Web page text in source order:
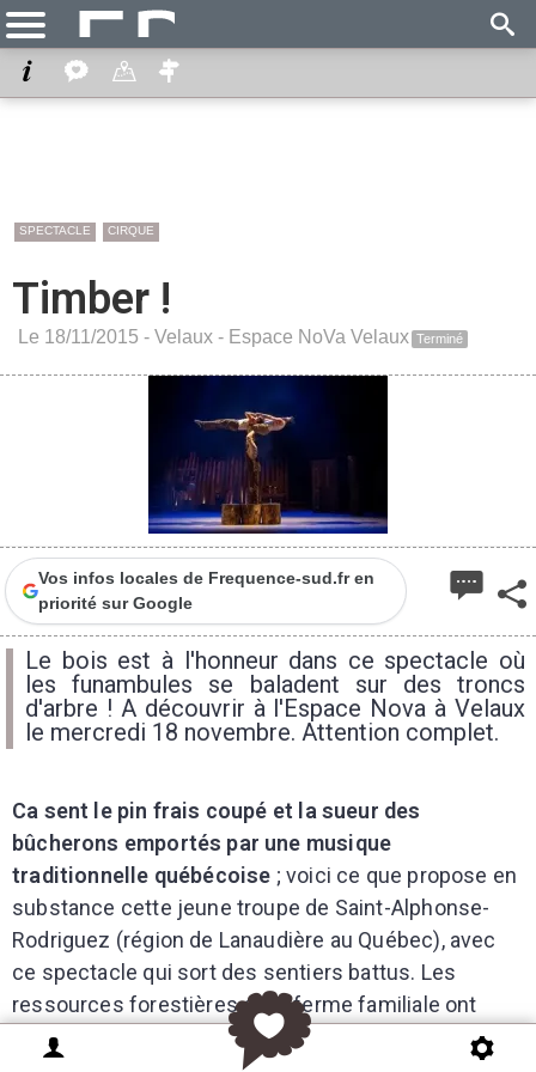
SPECTACLE CIRQUE
Timber !
Le 18/11/2015 - Velaux - Espace NoVa Velaux Terminé
Vos infos locales de Frequence-sud.fr en
priorité sur Google
Le bois est à l'honneur dans ce spectacle où
les funambules se baladent sur des troncs
d'arbre ! A découvrir à l'Espace Nova à Velaux
le mercredi 18 novembre. Attention complet.
Ca sent le pin frais coupé et la sueur des
bûcherons emportés par une musique
traditionnelle québécoise ; voici ce que propose en
substance cette jeune troupe de Saint-Alphonse-
Rodriguez (région de Lanaudière au Québec), avec
ce spectacle qui sort des sentiers battus. Les
ressources forestières de la ferme familiale ont
donné naissance aux appareils acrobatiques, créés